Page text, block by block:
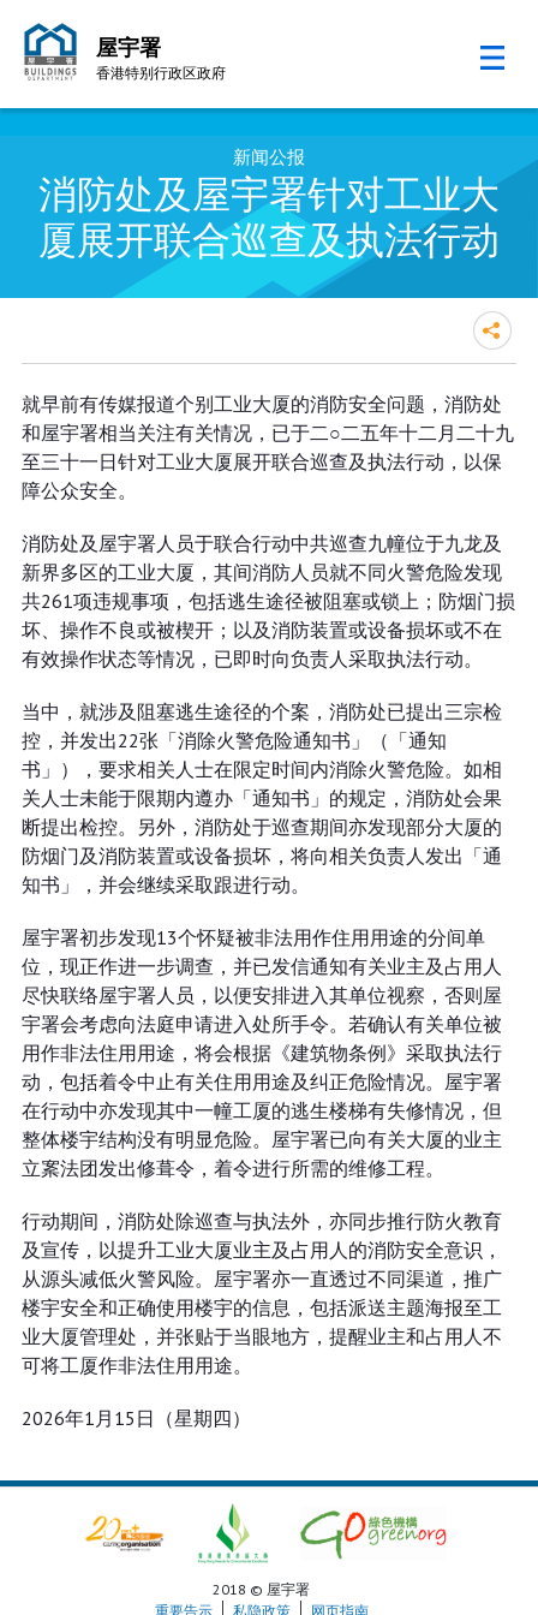
屋宇署
香港特别行政区政府
新闻公报
消防处及屋宇署针对工业大
厦展开联合巡查及执法行动
消防处及屋宇署针对工业大厦展开
联合巡查及执法行动
就早前有传媒报道个别工业大厦的消防安全问题，消防处
和屋宇署相当关注有关情况，已于二○二五年十二月二十九
至三十一日针对工业大厦展开联合巡查及执法行动，以保
障公众安全。
消防处及屋宇署人员于联合行动中共巡查九幢位于九龙及
新界多区的工业大厦，其间消防人员就不同火警危险发现
共261项违规事项，包括逃生途径被阻塞或锁上；防烟门损
坏、操作不良或被楔开；以及消防装置或设备损坏或不在
有效操作状态等情况，已即时向负责人采取执法行动。
当中，就涉及阻塞逃生途径的个案，消防处已提出三宗检
控，并发出22张「消除火警危险通知书」（「通知
书」），要求相关人士在限定时间内消除火警危险。如相
关人士未能于限期内遵办「通知书」的规定，消防处会果
断提出检控。另外，消防处于巡查期间亦发现部分大厦的
防烟门及消防装置或设备损坏，将向相关负责人发出「通
知书」，并会继续采取跟进行动。
屋宇署初步发现13个怀疑被非法用作住用用途的分间单
位，现正作进一步调查，并已发信通知有关业主及占用人
尽快联络屋宇署人员，以便安排进入其单位视察，否则屋
宇署会考虑向法庭申请进入处所手令。若确认有关单位被
用作非法住用用途，将会根据《建筑物条例》采取执法行
动，包括着令中止有关住用用途及纠正危险情况。屋宇署
在行动中亦发现其中一幢工厦的逃生楼梯有失修情况，但
整体楼宇结构没有明显危险。屋宇署已向有关大厦的业主
立䅁法团发出修葺令，着令进行所需的维修工程。
行动期间，消防处除巡查与执法外，亦同步推行防火教育
及宣传，以提升工业大厦业主及占用人的消防安全意识，
从源头减低火警风险。屋宇署亦一直透过不同渠道，推广
楼宇安全和正确使用楼宇的信息，包括派送主题海报至工
业大厦管理处，并张贴于当眼地方，提醒业主和占用人不
可将工厦作非法住用用途。
2026年1月15日（星期四）
2018 © 屋宇署
重要告示
私隐政策 网页指南